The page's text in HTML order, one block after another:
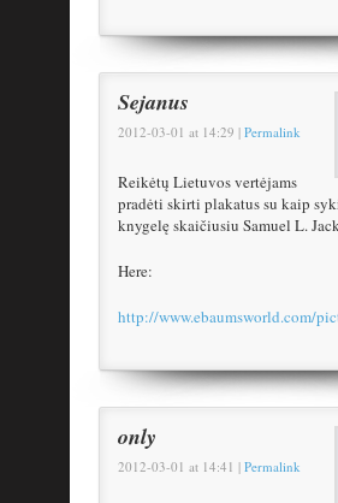
Sejanus
2012-03-01 at 14:29 | Permalink
Reikėtų Lietuvos vertėjams
pradėti skirti plakatus su kaip
knygelę skaičiusiu Samuel L.
Here:
http://www.ebaumsworld.com/
only
2012-03-01 at 14:41 | Permalink